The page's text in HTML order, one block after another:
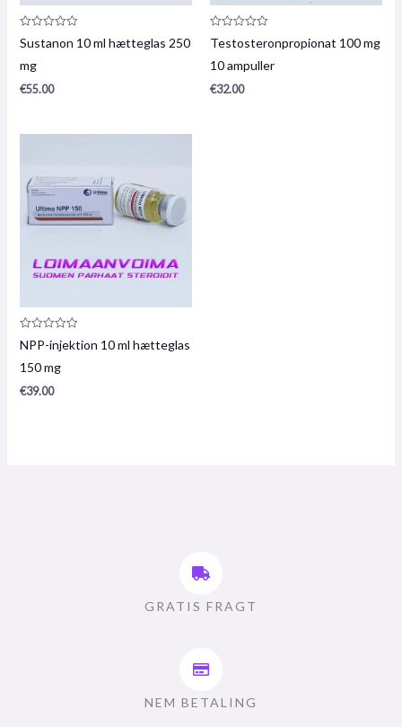
Produktanmeldelse:
0
5
Sustanon 10 ml hætteglas 250
mg
€55.00
Produktanmeldelse:
0
5
Testosteronpropionat 100 mg
10 ampuller
€32.00
Produktanmeldelse:
0
5
NPP-injektion 10 ml hætteglas
150 mg
€39.00
GRATIS FRAGT
NEM BETALING